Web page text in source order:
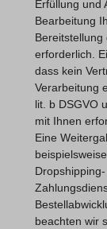
Erfüllung und
Bearbeitung
erforderlich.
dass kein
Verarbeitung
lit. b DSGVO
mit Ihnen
Eine
beachten wir